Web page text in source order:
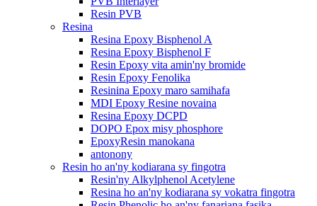
Resin PVB
Resina
Resina Epoxy Bisphenol A
Resina Epoxy Bisphenol F
Resin Epoxy vita amin'ny bromide
Resin Epoxy Fenolika
Resinina Epoxy maro samihafa
MDI Epoxy Resine novaina
Resina Epoxy DCPD
DOPO Epox misy phosphore
EpoxyResin manokana
antonony
Resin ho an'ny kodiarana sy fingotra
Resin'ny Alkylphenol Acetylene
Resina ho an'ny kodiarana sy vokatra fingotra